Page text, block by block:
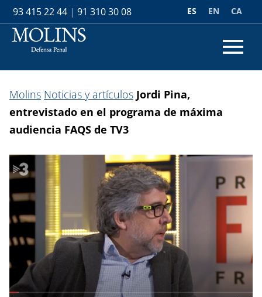
93 415 22 44 | 91 310 30 08 CA
EN
ES
Molins Noticias y artículos Jordi Pina,
entrevistado en el programa de máxima
audiencia FAQS de TV3